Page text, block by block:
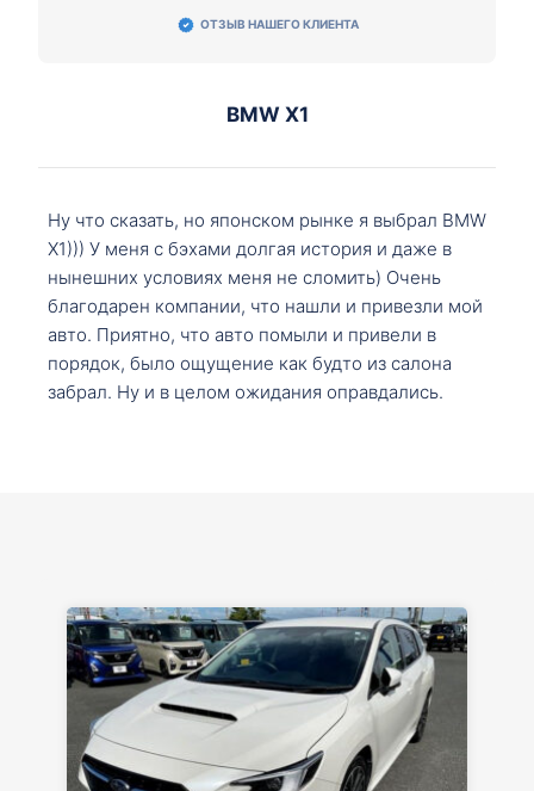
ОТЗЫВ НАШЕГО КЛИЕНТА
BMW X1
Ну что сказать, но японском рынке я выбрал BMW
X1))) У меня с бэхами долгая история и даже в
нынешних условиях меня не сломить) Очень
благодарен компании, что нашли и привезли мой
авто. Приятно, что авто помыли и привели в
порядок, было ощущение как будто из салона
забрал. Ну и в целом ожидания оправдались.